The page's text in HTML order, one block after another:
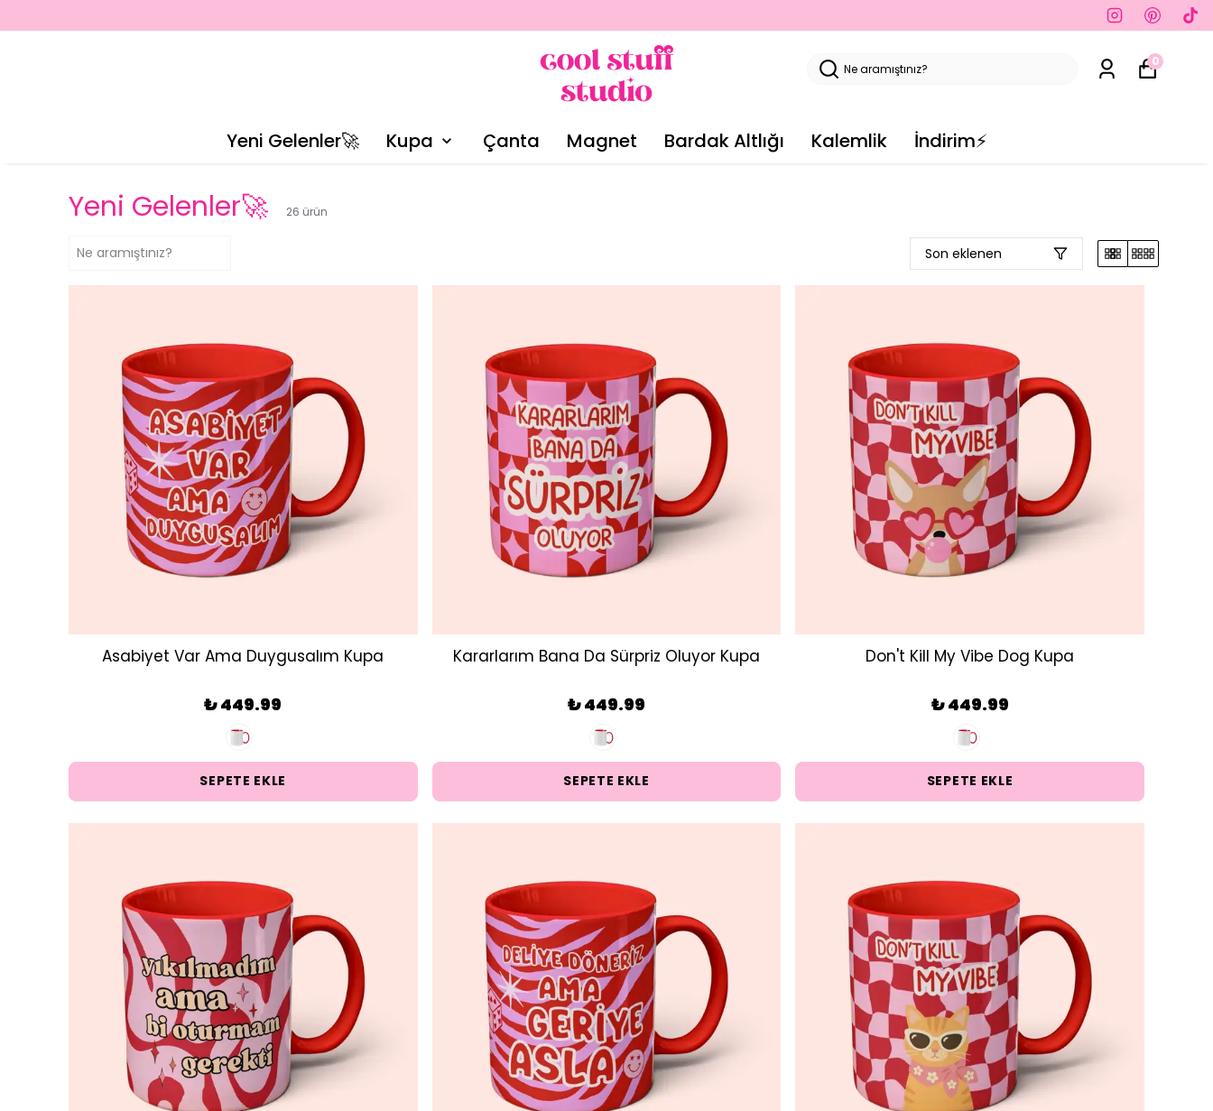
Yeni Gelenler🚀 Kupa Çanta Magnet Bardak Altlığı Kalemlik İndirim⚡️
0
Yeni Gelenler🚀 26 ürün
Son eklenen
Asabiyet Var Ama Duygusalım Kupa
₺ 449.99
SEPETE EKLE
Kararlarım Bana Da Sürpriz Oluyor Kupa
₺ 449.99
SEPETE EKLE
Don't Kill My Vibe Dog Kupa
₺ 449.99
SEPETE EKLE